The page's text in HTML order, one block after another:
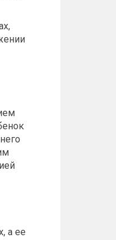
а ее